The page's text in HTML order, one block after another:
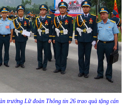
trưởng Lữ đoàn Thông tin 26 trao quà tặng cán